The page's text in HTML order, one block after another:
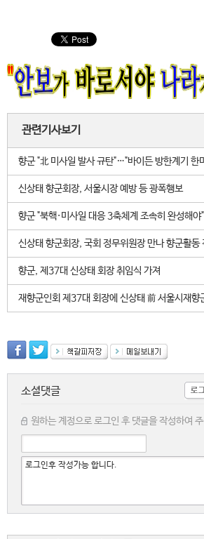
관련기사보기
향군 "北 미사일 발사 규탄"…"바이든 방한계기 한
신상태 향군회장, 서울시장 예방 등 광폭행보
향군 "북핵·미사일 대응 3축체계 조속히 완성해야"
신상태 향군회장, 국회 정무위원장 만나 향군활동
향군, 제37대 신상태 회장 취임식 가져
재향군인회 제37대 회장에 신상태 前 서울시재향
소셜댓글
원하는 계정으로 로그인 후 댓글을 작성하여